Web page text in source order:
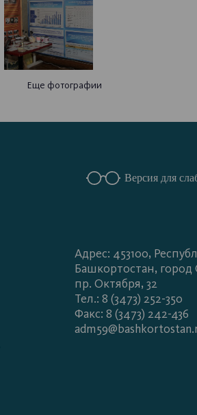
Еще фотографии
Версия для
Адрес: 453100,
Башкортостан, город
пр. Октября, 32
Тел.: 8 (3473) 252-350
Факс: 8 (3473) 242-436